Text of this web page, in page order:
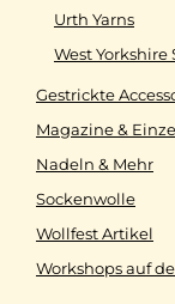
Urth Yarns
West Yorkshire
Gestrickte
Magazine &
Nadeln & Mehr
Sockenwolle
Wollfest Artikel
Workshops auf